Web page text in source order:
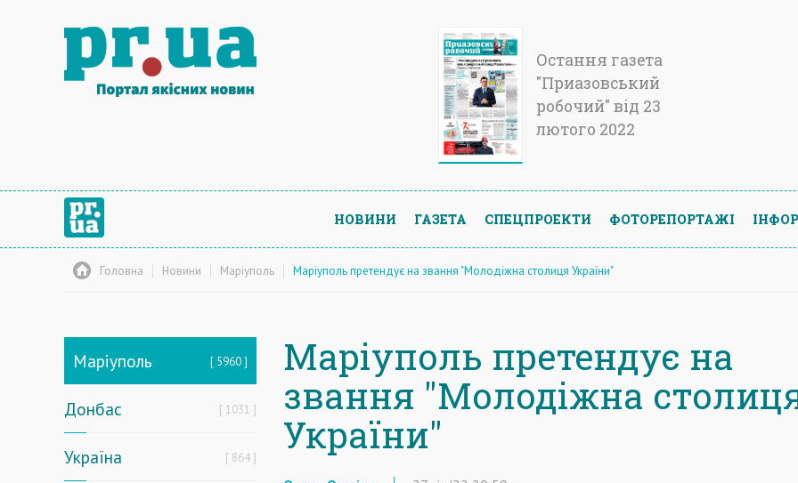
Остання газета
"Приазовський
робочий" від 23
лютого 2022
НОВИНИ ГАЗЕТА СПЕЦПРОЕКТИ ФОТОРЕПОРТАЖІ
Головна Новини Маріуполь Маріуполь претендує на звання "Молодіжна столиця України"
Маріуполь 5960
Донбас 1031
Україна 864
Маріуполь претендує на
звання "Молодіжна
України"